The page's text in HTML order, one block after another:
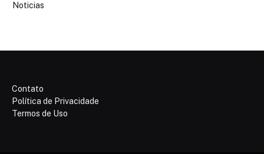
Noticias
Contato
Política de Privacidade
Termos de Uso